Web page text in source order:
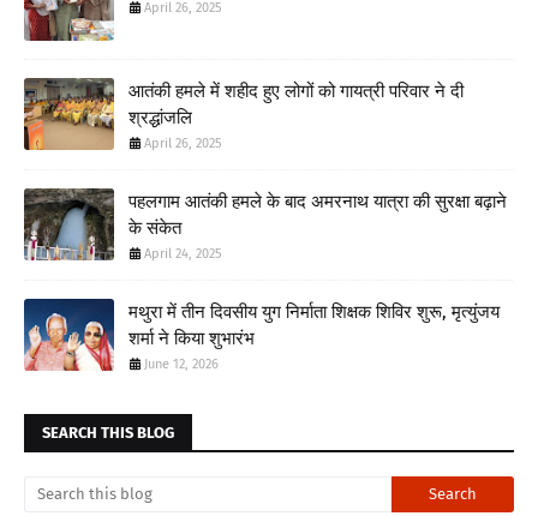
April 26, 2025
आतंकी हमले में शहीद हुए लोगों को गायत्री परिवार ने दी
श्रद्धांजलि
April 26, 2025
पहलगाम आतंकी हमले के बाद अमरनाथ यात्रा की सुरक्षा बढ़ाने
के संकेत
April 24, 2025
मथुरा में तीन दिवसीय युग निर्माता शिक्षक शिविर शुरू, मृत्युंजय
शर्मा ने किया शुभारंभ
June 12, 2026
SEARCH THIS BLOG